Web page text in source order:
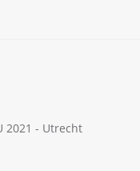
2021 - Utrecht